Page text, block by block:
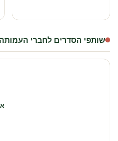
שותפי הסדרים לחברי העמותה